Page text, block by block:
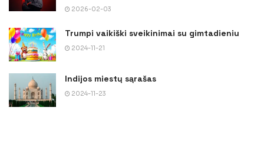
2026-02-03
Trumpi vaikiški sveikinimai su gimtadieniu
2024-11-21
Indijos miestų sąrašas
2024-11-23